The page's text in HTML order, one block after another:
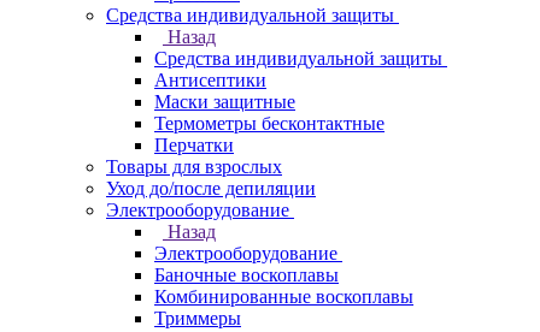
Средства индивидуальной защиты
Назад
Средства индивидуальной защиты
Антисептики
Маски защитные
Термометры бесконтактные
Перчатки
Товары для взрослых
Уход до/после депиляции
Электрооборудование
Назад
Электрооборудование
Баночные воскоплавы
Комбинированные воскоплавы
Триммеры